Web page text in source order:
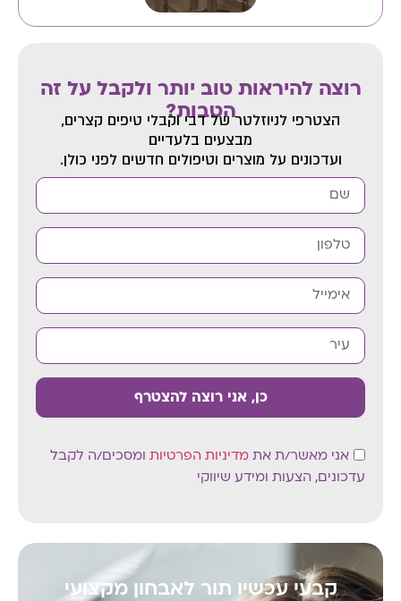
רוצה להיראות טוב יותר ולקבל על זה
הטבות?
הצטרפי לניוזלטר של דביוקבלי טיפים קצרים,
מבצעים בלעדיים
ועדכונים על מוצרים וטיפולים חדשים לפני כולן.
אני מאשר/ת את מדיניות הפרטיות ומסכים/ה לקבל
עדכונים, הצעות ומידע שיווקי
כן, אני רוצה להצטרף
קבעי עכשיו תור לאבחון מקצועי